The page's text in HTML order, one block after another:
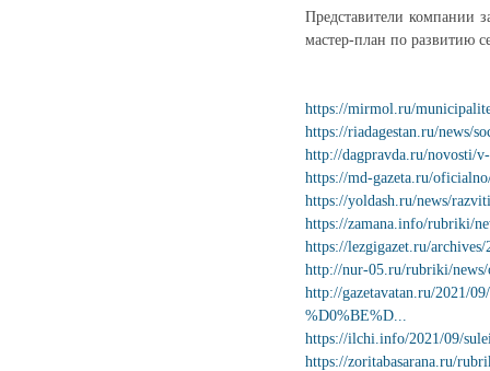
Представители компании
мастер-план по развитию
https://mirmol.ru/
https://riadagestan.ru/news/
http://dagpravda.ru/novosti/
https://md-gazeta.ru/
https://yoldash.ru/news/
https://zamana.info/rubriki/
https://lezgigazet.ru/archives/
http://nur-05.ru/rubriki/news/
http://gazetavatan.ru/2021/
%D0%BE%D...
https://ilchi.info/2021/09/
https://zoritabasarana.ru/